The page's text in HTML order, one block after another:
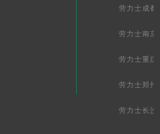
劳力士成都
劳力士南京
劳力士重庆
劳力士郑州
劳力士长沙